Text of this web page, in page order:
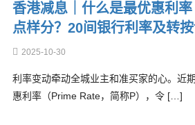
香港减息｜什么是最优惠利
点样分？20间银行利率及转
2025-10-30
利率变动牵动全城业主和准买家的心。近
惠利率（Prime Rate，简称P），令 […]